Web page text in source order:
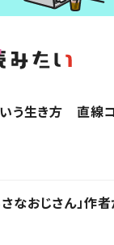
いう生き方 直線
おじさん」作